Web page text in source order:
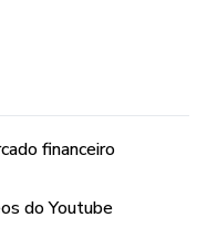
apoio da Hotmart. A
de um produto e
de conteúdo e
informações. Os
financeiro
do Youtube